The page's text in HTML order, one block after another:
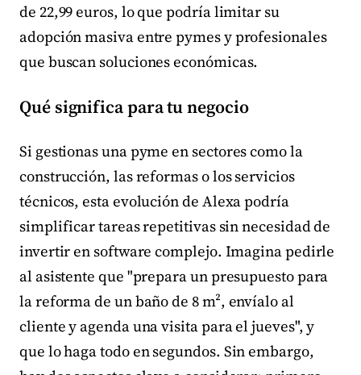
de 22,99 euros, lo que podría limitar su
adopción masiva entre pymes y profesionales
que buscan soluciones económicas.
Qué significa para tu negocio
Si gestionas una pyme en sectores como la
construcción, las reformas o los servicios
técnicos, esta evolución de Alexa podría
simplificar tareas repetitivas sin necesidad de
invertir en software complejo. Imagina pedirle
al asistente que "prepara un presupuesto para
la reforma de un baño de 8 m², envíalo al
cliente y agenda una visita para el jueves", y
que lo haga todo en segundos. Sin embargo,